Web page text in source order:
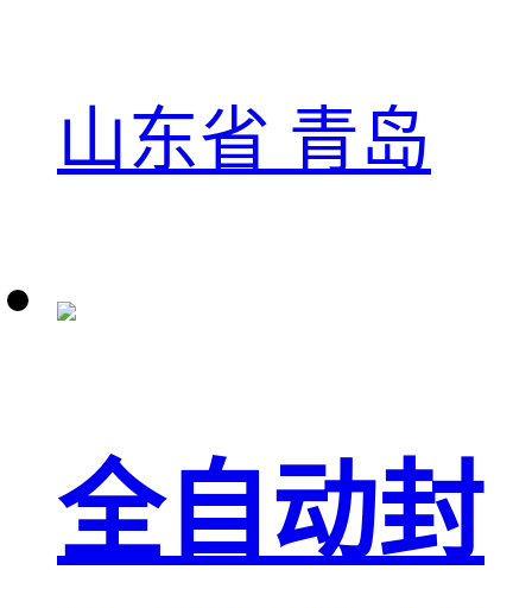
山东省 青岛
全自动封